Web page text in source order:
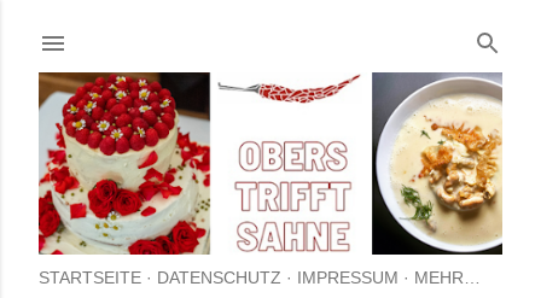
STARTSEITE DATENSCHUTZ IMPRESSUM MEHR…